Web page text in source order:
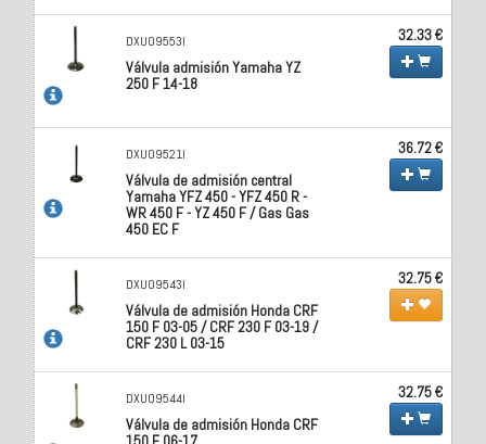
DXU09553I
Válvula admisión Yamaha YZ
250 F 14-18
32.33 €
DXU09521I
Válvula de admisión central
Yamaha YFZ 450 - YFZ 450 R -
WR 450 F - YZ 450 F / Gas Gas
450 EC F
36.72 €
DXU09543I
Válvula de admisión Honda CRF
150 F 03-05 / CRF 230 F 03-19 /
CRF 230 L 03-15
32.75 €
DXU09544I
Válvula de admisión Honda CRF
32.75 €